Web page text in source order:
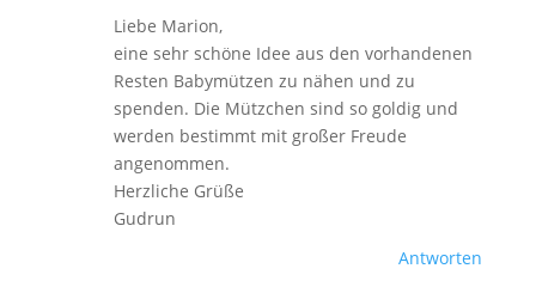
Liebe Marion,
eine sehr schöne Idee aus den vorhandenen
Resten Babymützen zu nähen und zu
spenden. Die Mützchen sind so goldig und
werden bestimmt mit großer Freude
angenommen.
Herzliche Grüße
Gudrun
Antworten